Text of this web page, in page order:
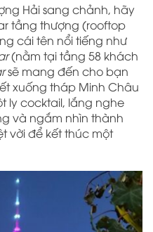
Hải sang chảnh, hãy
tầng thượng (rooftop
cái tên nổi tiếng như
(nằm tại tầng 58 khách
sẽ mang đến cho bạn
xuống tháp Minh Châu
ly cocktail, lắng nghe
và ngắm nhìn thành
vời để kết thúc một